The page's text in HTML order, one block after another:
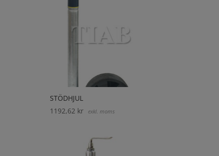
STÖDHJUL
1192,62 kr exkl. moms